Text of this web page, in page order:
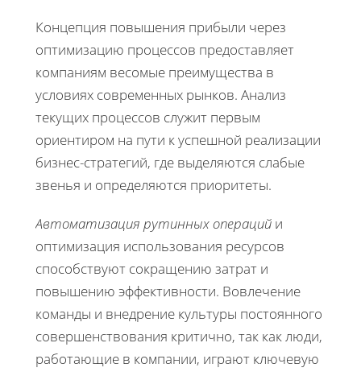
Концепция повышения прибыли через
оптимизацию процессов предоставляет
компаниям весомые преимущества в
условиях современных рынков. Анализ
текущих процессов служит первым
ориентиром на пути к успешной реализации
бизнес-стратегий, где выделяются слабые
звенья и определяются приоритеты.
Автоматизация рутинных операций и
оптимизация использования ресурсов
способствуют сокращению затрат и
повышению эффективности. Вовлечение
команды и внедрение культуры постоянного
совершенствования критично, так как люди,
работающие в компании, играют ключевую